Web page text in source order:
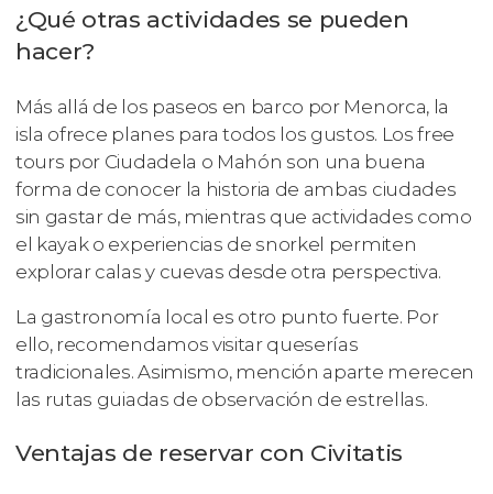
¿Qué otras actividades se pueden
hacer?
Más allá de los paseos en barco por Menorca, la
isla ofrece planes para todos los gustos. Los free
tours por Ciudadela o Mahón son una buena
forma de conocer la historia de ambas ciudades
sin gastar de más, mientras que actividades como
el kayak o experiencias de snorkel permiten
explorar calas y cuevas desde otra perspectiva.
La gastronomía local es otro punto fuerte. Por
ello, recomendamos visitar queserías
tradicionales. Asimismo, mención aparte merecen
las rutas guiadas de observación de estrellas.
Ventajas de reservar con Civitatis